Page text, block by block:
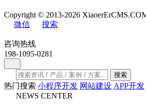
Copyright © 2013-2026
微信
搜索
咨询热线
198-1095-0281
搜索
热门搜索 小程序开发 网站建设 APP开发
NEWS CENTER